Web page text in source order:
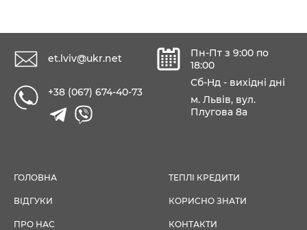
et.lviv@ukr.net
+38 (067) 674-40-73
Пн-Пт з 9:00 по
18:00
Сб-Нд - вихідні дні
м. Львів, вул.
Плугова 8а
ГОЛОВНА
ВІДГУКИ
ПРО НАС
ТЕПЛІ КРЕДИТИ
КОРИСНО ЗНАТИ
КОНТАКТИ